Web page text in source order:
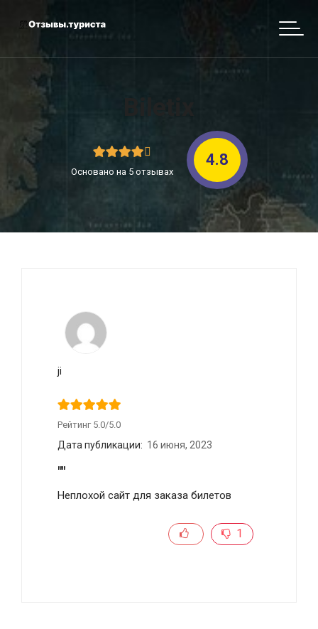
Основано на 5 отзывах
4.8
ji
Рейтинг 5.0/5.0
Дата публикации: 16 июня, 2023
""
Неплохой сайт для заказа билетов
1